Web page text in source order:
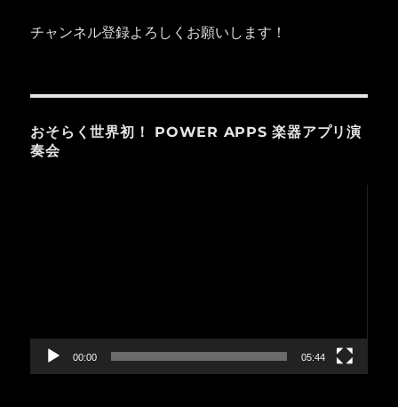
チャンネル登録よろしくお願いします！
おそらく世界初！ POWER APPS 楽器アプリ演
奏会
ー
00:00 05:44